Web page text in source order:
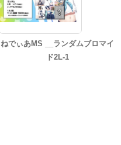
ねでぃあMS __ランダムブロマイ
ド2L-1